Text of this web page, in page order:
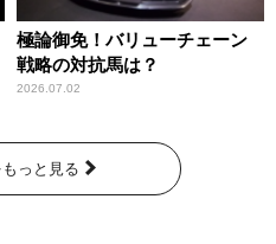
極論御免！バリューチェーン
戦略の対抗馬は？
2026.07.02
っと見る